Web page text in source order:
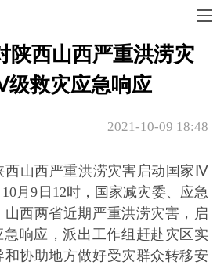
陕西山西严重洪涝灾
救灾应急响应
2021-10-09 18:48
西山西严重洪涝灾害启动国家Ⅳ
月9日12时，国家减灾委、应急
西两省近期严重洪涝灾害，启
响应，派出工作组赶赴灾区实
协助地方做好受灾群众转移安